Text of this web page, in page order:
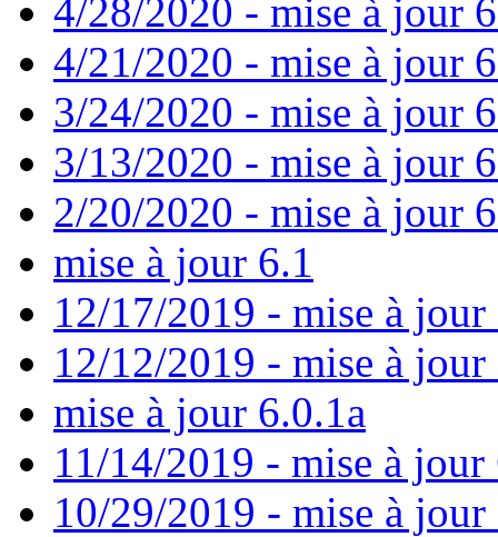
4/28/2020 - mise à jour
4/21/2020 - mise à jour
3/24/2020 - mise à jour
3/13/2020 - mise à jour
2/20/2020 - mise à jour
mise à jour 6.1
12/17/2019 - mise à jour
12/12/2019 - mise à jour
mise à jour 6.0.1a
11/14/2019 - mise à jour
10/29/2019 - mise à jour